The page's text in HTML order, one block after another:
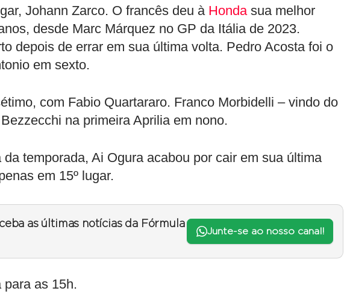
Johann Zarco. O francês deu à Hondasua melhor
desde Marc Márquez no GP da Itália de 2023.
depois de errar em sua última volta. Pedro Acosta foi o
em sexto.
com Fabio Quartararo. Franco Morbidelli – vindo do
na primeira Aprilia em nono.
temporada, Ai Ogura acabou por cair em sua última
em 15º lugar.
as últimas notícias da Fórmula
Junte-se ao nosso canal!
para as 15h.